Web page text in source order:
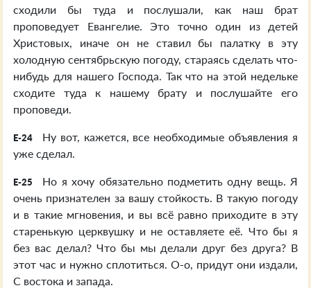
сходили бы туда и послушали, как наш брат
проповедует Евангелие. Это точно один из детей
Христовых, иначе он не ставил бы палатку в эту
холодную сентябрьскую погоду, стараясь сделать что-
нибудь для нашего Господа. Так что на этой недельке
сходите туда к нашему брату и послушайте его
проповеди.
E-24
Ну вот, кажется, все необходимые объявления я
уже сделал.
E-25
Но я хочу обязательно подметить одну вещь. Я
очень признателен за вашу стойкость. В такую погоду
и в такие мгновения, и вы всё равно приходите в эту
старенькую церквушку и не оставляете её. Что бы я
без вас делал? Что бы мы делали друг без друга? В
этот час и нужно сплотиться. О-о, придут они издали,
С востока и запада.